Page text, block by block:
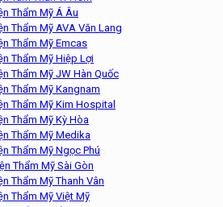
Thẩm Mỹ Á Âu
Thẩm Mỹ AVA Văn Lang
Thẩm Mỹ Emcas
Thẩm Mỹ Hiệp Lợi
Thẩm Mỹ JW Hàn Quốc
Thẩm Mỹ Kangnam
Thẩm Mỹ Kim Hospital
Thẩm Mỹ Kỳ Hòa
Thẩm Mỹ Medika
Thẩm Mỹ Ngọc Phú
Thẩm Mỹ Sài Gòn
Thẩm Mỹ Thanh Vân
Thẩm Mỹ Việt Mỹ